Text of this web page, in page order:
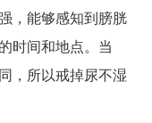
，能够感知到膀胱
时间和地点。当
，所以戒掉尿不湿